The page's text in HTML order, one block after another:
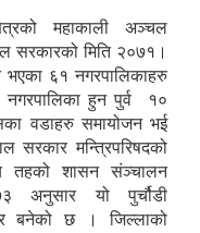
महाकाली अञ्चल
सरकारको मिति २०७१।
भएका ६१ नगरपालिकाहरु
हुन पुर्व १०
वडाहरु समायोजन भई
सरकार मन्त्रिपरिषदको
तहको शासन संञ्चालन
अनुसार यो पुर्चौडी
बनेको छ । जिल्लाको